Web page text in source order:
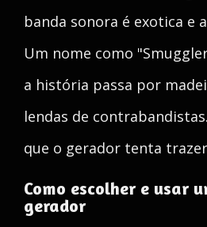
banda sonora é exotica e
Um nome como
a história passa por
lendas de
que o gerador tenta
Como escolher e usar
gerador